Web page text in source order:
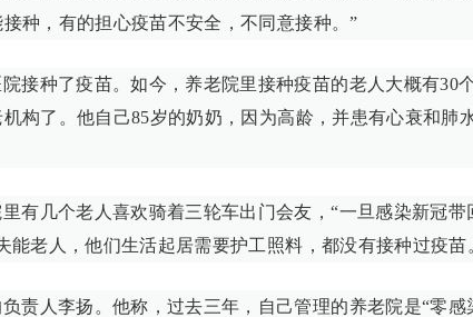
种，有的担心疫苗不安全，不同意接种。”
接种了疫苗。如今，养老院里接种疫苗的老人大概有30
构了。他自己85岁的奶奶，因为高龄，并患有心衰和肺水
有几个老人喜欢骑着三轮车出门会友，“一旦感染新冠带
老人，他们生活起居需要护工照料，都没有接种过疫苗
责人李扬。他称，过去三年，自己管理的养老院是“零感